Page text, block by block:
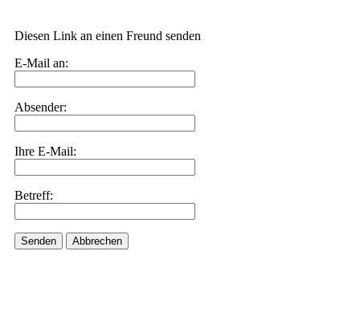
Diesen Link an einen Freund senden
E-Mail an:
Absender:
Ihre E-Mail:
Betreff:
Senden Abbrechen